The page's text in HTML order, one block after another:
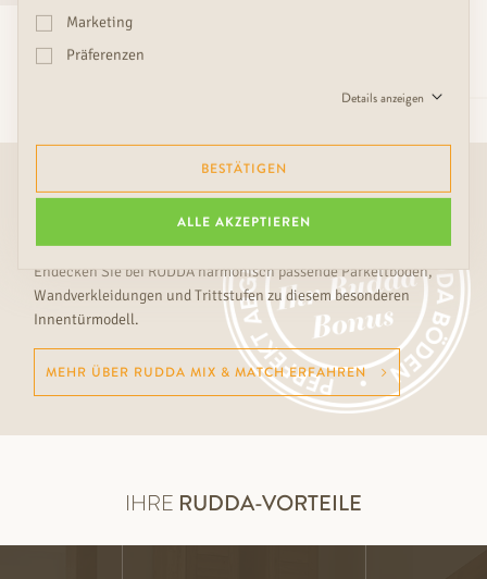
weniger als 50 m2
lieferbar (KK45T)
GANZHEITLICHE INNENARCHITEKTUR BY
RUDDA – PASSENDES ZU DIESER RUDDA
Endecken Sie bei RUDDA harmonisch passende Parkettböden,
Wandverkleidungen und Trittstufen zu diesem besonderen
Innentürmodell.
MEHR ÜBER RUDDA MIX & MATCH ERFAHREN
IHRE RUDDA-VORTEILE
Marketing
Präferenzen
Details anzeigen
BESTÄTIGEN
ALLE AKZEPTIEREN